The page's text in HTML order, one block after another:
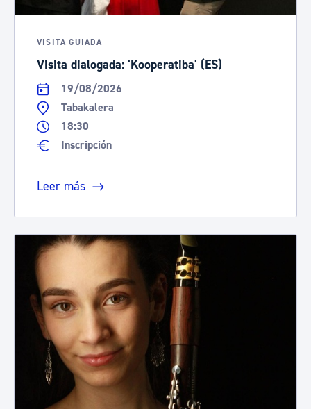
VISITA GUIADA
Visita dialogada: 'Kooperatiba' (ES)
19/08/2026
Tabakalera
18:30
Inscripción
Leer más